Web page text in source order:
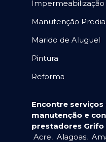
Impermeabilização
Manutenção
Marido de Aluguel
Pintura
Reforma
Encontre
manutenção e
prestadores
Acre, Alagoas,